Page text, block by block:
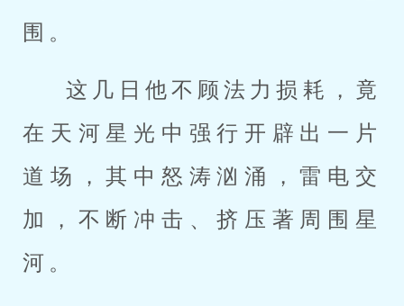
围。
这几日他不顾法力损耗，竟
在天河星光中强行开辟出一片
道场，其中怒涛汹涌，雷电交
加，不断冲击、挤压著周围星
河。